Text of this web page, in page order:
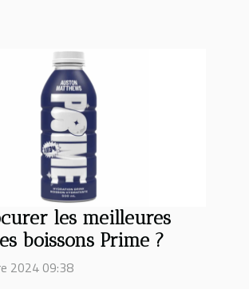
les meilleures
boissons Prime ?
2024 09:38